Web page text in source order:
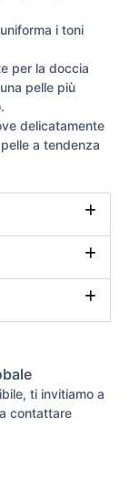
i toni
per la doccia
pelle più
delicatamente
a tendenza
ti invitiamo a
contattare